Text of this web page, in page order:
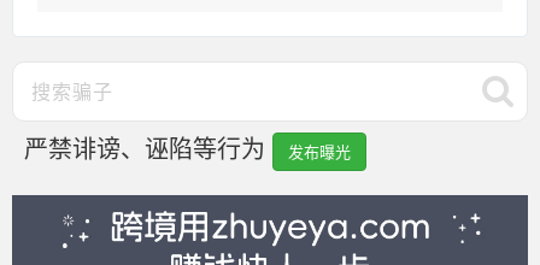
严禁诽谤、诬陷等行为 发布曝光